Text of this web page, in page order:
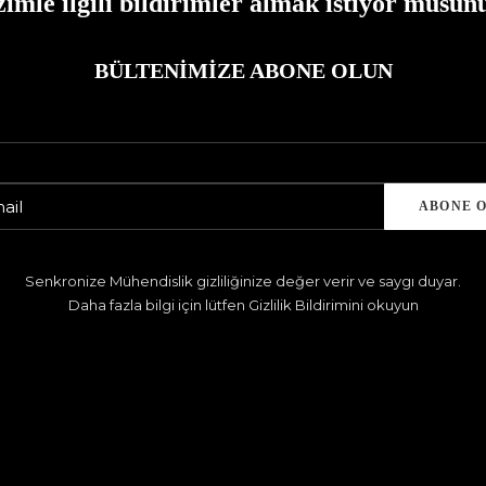
BÜLTENIMIZE ABONE OLUN
Senkronize Mühendislik gizliliğinize değer verir ve saygı duyar.
Daha fazla bilgi için lütfen Gizlilik Bildirimini okuyun